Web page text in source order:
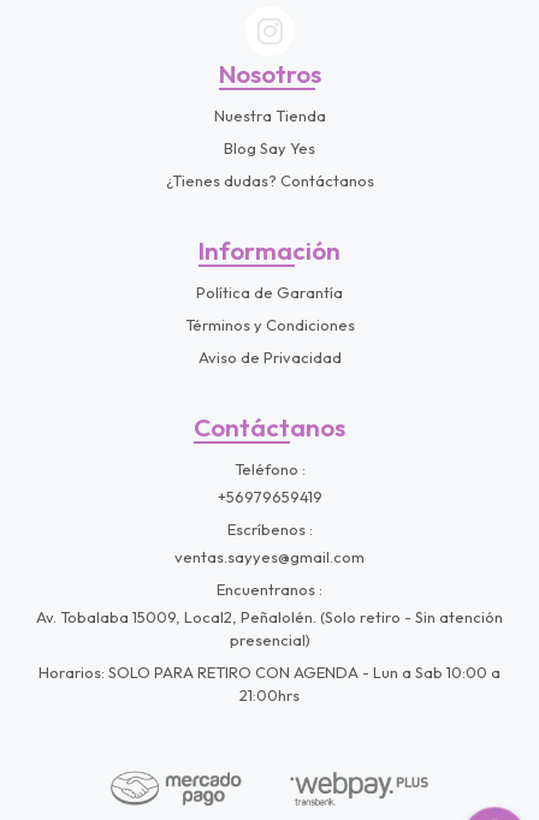
Nosotros
Nuestra Tienda
Blog Say Yes
¿Tienes dudas? Contáctanos
Información
Política de Garantía
Términos y Condiciones
Aviso de Privacidad
Contáctanos
Teléfono
+56979659419
Escríbenos
ventas.sayyes@gmail.com
Encuentranos
Av. Tobalaba 15009, Local2, Peñalolén. (Solo retiro - Sin atención
presencial)
Horarios: SOLO PARA RETIRO CON AGENDA - Lun a Sab 10:00 a
21:00hrs